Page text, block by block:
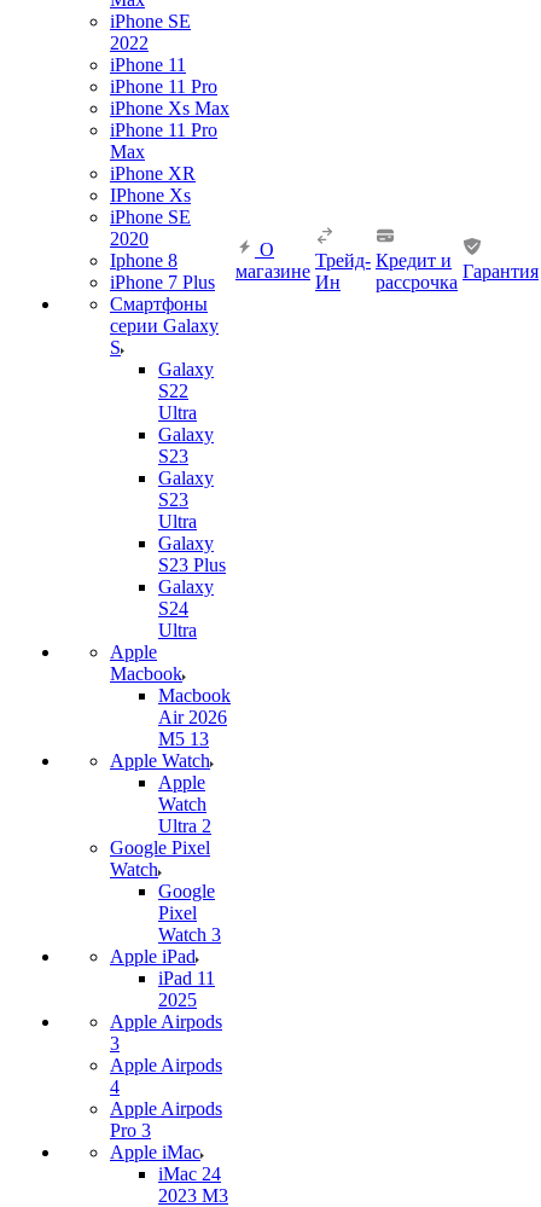
iPhone SE
2022
iPhone 11
iPhone 11 Pro
iPhone Xs Max
iPhone 11 Pro
Max
iPhone XR
IPhone Xs
iPhone SE
2020
Iphone 8
iPhone 7 Plus
Смартфоны
серии Galaxy
S
Galaxy
S22
Ultra
Galaxy
S23
Galaxy
S23
Ultra
Galaxy
S23 Plus
Galaxy
S24
Ultra
Apple
Macbook
Macbook
Air 2026
M5 13
Apple Watch
Apple
Watch
Ultra 2
Google Pixel
Watch
Google
Pixel
Watch 3
Apple iPad
iPad 11
2025
Apple Airpods
3
Apple Airpods
4
Apple Airpods
Pro 3
Apple iMac
iMac 24
2023 M3
О
магазине
Трейд-
Ин
Кредит и
рассрочка
Гарантия